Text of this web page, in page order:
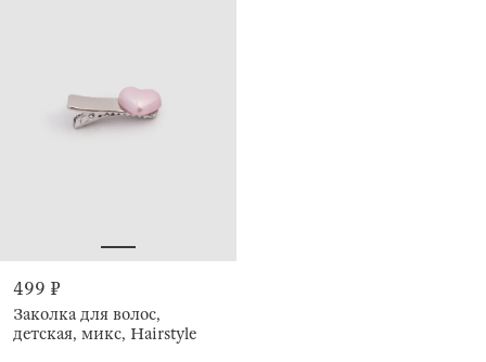
499 ₽
Заколка для волос,
детская, микс, Hairstyle